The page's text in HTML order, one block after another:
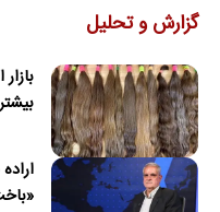
گزارش و تحلیل